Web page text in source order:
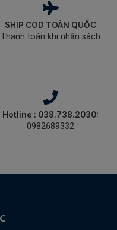
SHIP COD TOÀN QUỐC
Thanh toán khi nhận sách
Hotline : 038.738.2030:
0982689332